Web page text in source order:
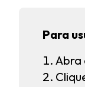
Para
Abra